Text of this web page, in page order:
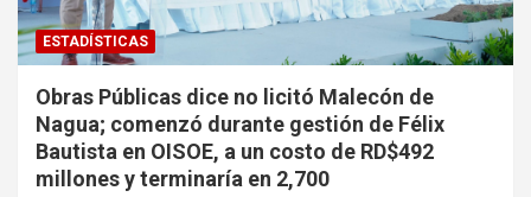
ESTADÍSTICAS
Obras Públicas dice no licitó Malecón de
Nagua; comenzó durante gestión de Félix
Bautista en OISOE, a un costo de RD$492
millones y terminaría en 2,700